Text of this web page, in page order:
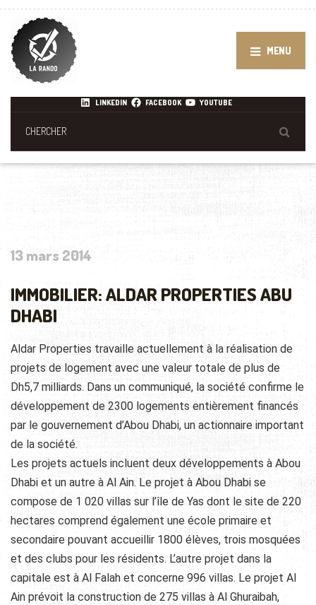
MENU
LINKEDIN FACEBOOK YOUTUBE
13 mars 2014
IMMOBILIER: ALDAR PROPERTIES ABU
DHABI
Aldar Properties travaille actuellement à la réalisation de
projets de logement avec une valeur totale de plus de
Dh5,7 milliards. Dans un communiqué, la société confirme le
développement de 2300 logements entièrement financés
par le gouvernement d’Abou Dhabi, un actionnaire important
de la société.
Les projets actuels incluent deux développements à Abou
Dhabi et un autre à Al Ain. Le projet à Abou Dhabi se
compose de 1 020 villas sur l’île de Yas dont le site de 220
hectares comprend également une école primaire et
secondaire pouvant accueillir 1800 élèves, trois mosquées
et des clubs pour les résidents. L’autre projet dans la
capitale est à Al Falah et concerne 996 villas. Le projet Al
Ain prévoit la construction de 275 villas à Al Ghuraibah,